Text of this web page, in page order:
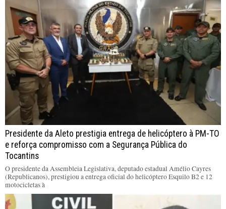
Presidente da Aleto prestigia entrega de helicóptero à PM-TO
e reforça compromisso com a Segurança Pública do
Tocantins
O presidente da Assembleia Legislativa, deputado estadual Amélio Cayres
(Republicanos), prestigiou a entrega oficial do helicóptero Esquilo B2 e 12
motocicletas à